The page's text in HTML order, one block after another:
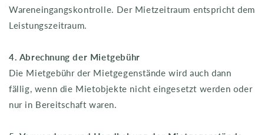
Wareneingangskontrolle. Der Mietzeitraum entspricht dem
Leistungszeitraum.
4. Abrechnung der Mietgebühr
Die Mietgebühr der Mietgegenstände wird auch dann
fällig, wenn die Mietobjekte nicht eingesetzt werden oder
nur in Bereitschaft waren.